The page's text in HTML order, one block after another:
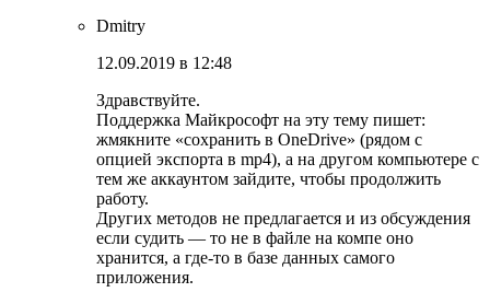
Dmitry
12.09.2019 в 12:48
Здравствуйте.
Поддержка Майкрософт на эту тему пишет:
жмякните «сохранить в OneDrive» (рядом с
опцией экспорта в mp4), а на другом компьютере с
тем же аккаунтом зайдите, чтобы продолжить
работу.
Других методов не предлагается и из обсуждения
если судить — то не в файле на компе оно
хранится, а где-то в базе данных самого
приложения.